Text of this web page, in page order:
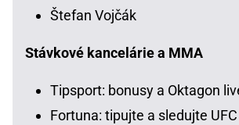
Štefan Vojčák
Stávkové kancelárie a MMA
Tipsport: bonusy a Oktagon
Fortuna: tipujte a sledujte UFC